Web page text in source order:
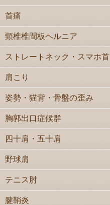
首痛
頸椎椎間板ヘルニア
ストレートネック・スマホ首
肩こり
姿勢・猫背・骨盤の歪み
胸郭出口症候群
四十肩・五十肩
野球肩
テニス肘
腱鞘炎